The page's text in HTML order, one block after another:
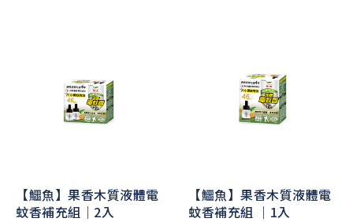
【鱷魚】果香木質液體電
蚊香補充組｜2入
【鱷魚】果香木質液體電
蚊香補充組 ｜1入